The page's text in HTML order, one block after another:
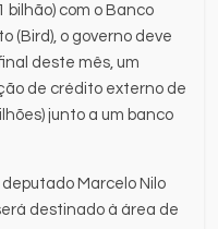
bilhão) com o Banco
(Bird), o governo deve
deste mês, um
de crédito externo de
junto a um banco
Marcelo Nilo
destinado à área de